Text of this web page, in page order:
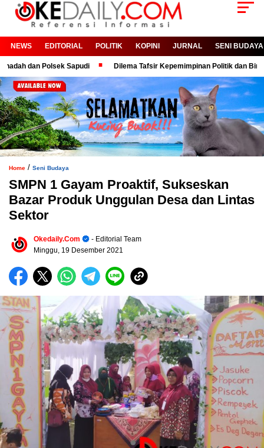
NEWS EDITORIAL POLITIK KOPINI JURNAL SENI BUDAYA
Polsek Sapudi Dilema Tafsir Kepemimpinan Politik dan Birokrasi
Home / Seni Budaya
SMPN 1 Gayam Proaktif, Sukseskan
Bazar Produk Unggulan Desa dan Lintas
Sektor
Okedaily.com
- Editorial Team
Minggu, 19 Desember 2021